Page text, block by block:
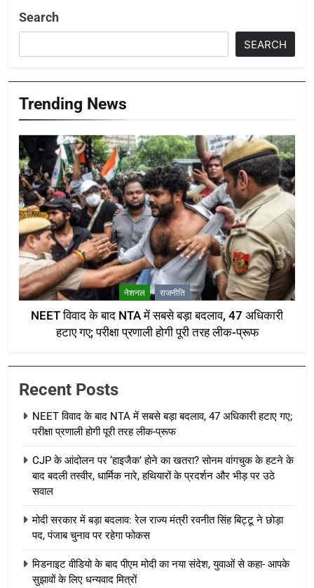
Search
SEARCH
Trending News
नेशनल राजनीति
NEET विवाद के बाद NTA में सबसे बड़ा बदलाव, 47 अधिकारी
हटाए गए; परीक्षा प्रणाली होगी पूरी तरह लीक-प्रूफ
Recent Posts
NEET विवाद के बाद NTA में सबसे बड़ा बदलाव, 47 अधिकारी हटाए गए;
परीक्षा प्रणाली होगी पूरी तरह लीक-प्रूफ
CJP के आंदोलन पर ‘हाइजैक’ होने का खतरा? सोनम वांगचुक के हटने के
बाद बदली तस्वीर, धार्मिक नारे, हथियारों के प्रदर्शन और भीड़ पर उठे
सवाल
मोदी सरकार में बड़ा बदलाव: रेल राज्य मंत्री रवनीत सिंह बिट्टू ने छोड़ा
पद, पंजाब चुनाव पर रहेगा फोकस
मिडनाइट वीडियो के बाद पीएम मोदी का नया संदेश, युवाओं से कहा- आपके
सुझावों के लिए धन्यवाद मित्रों